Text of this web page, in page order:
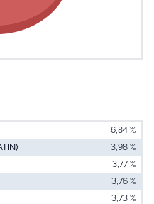
6,84 %
3,98 %
3,77 %
3,76 %
3,73 %